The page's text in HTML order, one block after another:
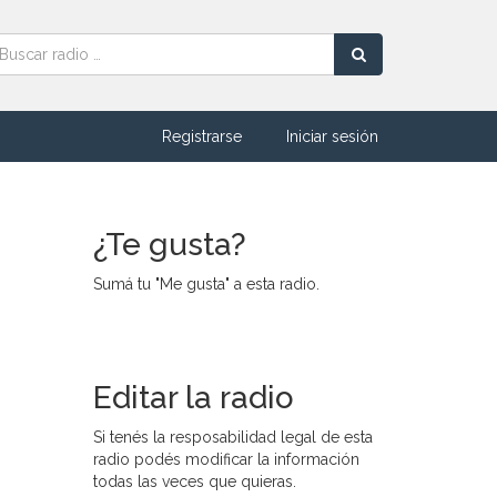
Registrarse Iniciar sesión
¿Te gusta?
Sumá tu "Me gusta" a esta radio.
Editar la radio
Si tenés la resposabilidad legal de esta
radio podés modificar la información
todas las veces que quieras.